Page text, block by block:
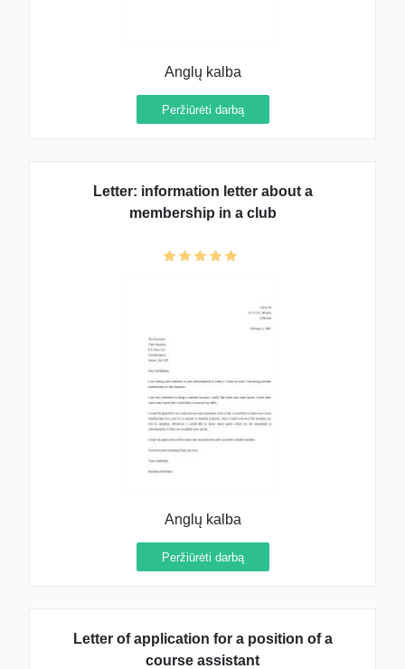
Anglų kalba
Peržiūrėti darbą
Letter: information letter about a
membership in a club
Anglų kalba
Peržiūrėti darbą
Letter of application for a position of a
course assistant